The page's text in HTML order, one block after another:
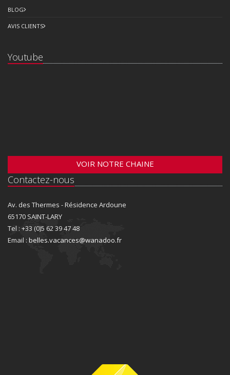
BLOG
AVIS CLIENTS
Youtube
VOIR NOTRE CHAINE
Contactez-nous
Av. des Thermes - Résidence Ardoune
65170 SAINT-LARY
Tel : +33 (0)5 62 39 47 48
Email : belles.vacances@wanadoo.fr